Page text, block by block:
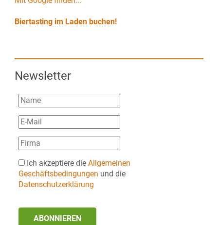
Biertasting im Laden buchen!
Newsletter
Ich akzeptiere die Allgemeinen
Geschäftsbedingungen und die
Datenschutzerklärung
ABONNIEREN